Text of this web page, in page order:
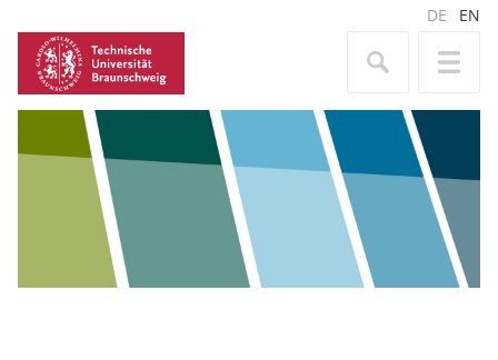
DE EN